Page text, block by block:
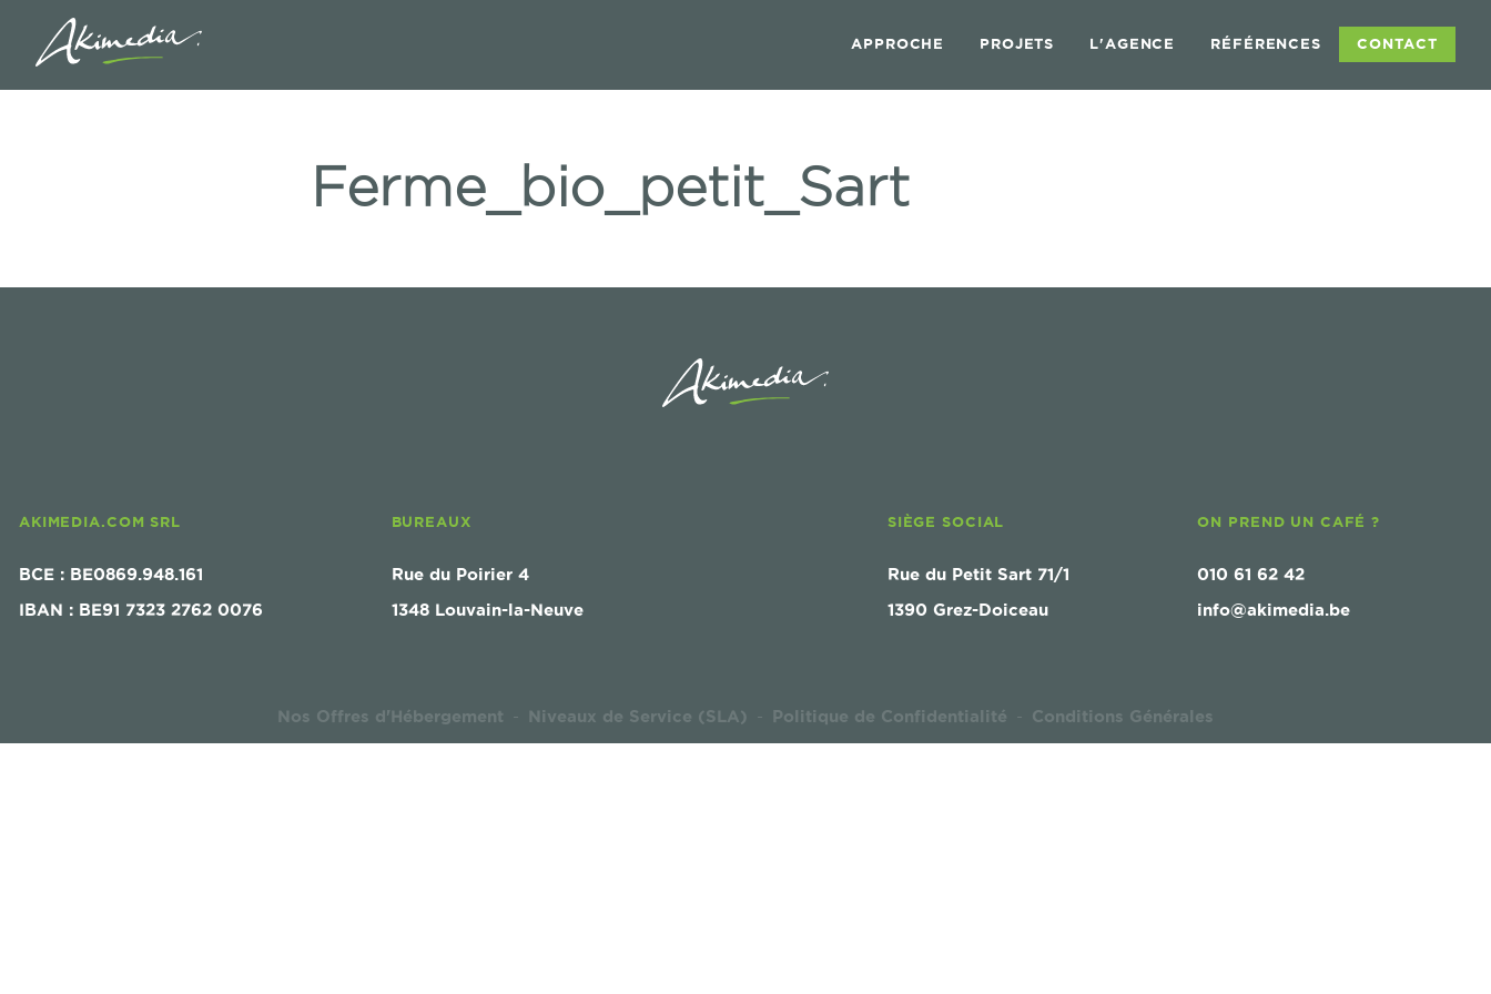
APPROCHE PROJETS L'AGENCE RÉFÉRENCES CONTACT
Ferme_bio_petit_Sart
AKIMEDIA.COM SRL
BCE : BE0869.948.161
IBAN : BE91 7323 2762 0076
BUREAUX
Rue du Poirier 4
1348 Louvain-la-Neuve
SIÈGE SOCIAL
Rue du Petit Sart 71/1
1390 Grez-Doiceau
ON PREND UN CAFÉ ?
010 61 62 42
info@akimedia.be
Nos Offres d'Hébergement - Niveaux de Service (SLA) - Politique de Confidentialité - Conditions Générales